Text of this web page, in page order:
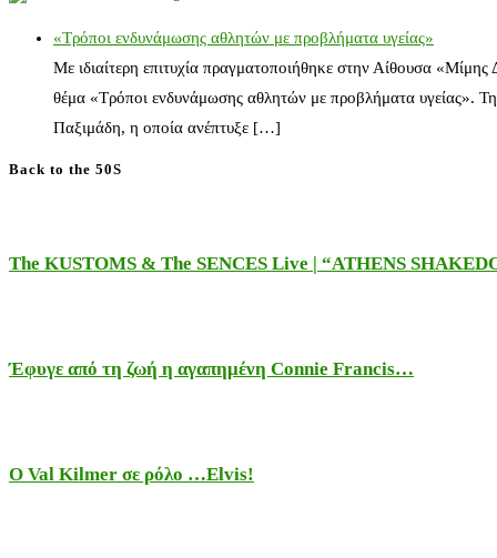
«Τρόποι ενδυνάμωσης αθλητών με προβλήματα υγείας»
Με ιδιαίτερη επιτυχία πραγματοποιήθηκε στην Αίθουσα
θέμα «Τρόποι ενδυνάμωσης αθλητών με προβλήματα υγείας».
Παξιμάδη, η οποία ανέπτυξε […]
Back to the 50S
The KUSTOMS & The SENCES Live | “ATHENS
Έφυγε από τη ζωή η αγαπημένη Connie Francis…
Ο Val Kilmer σε ρόλο …Elvis!